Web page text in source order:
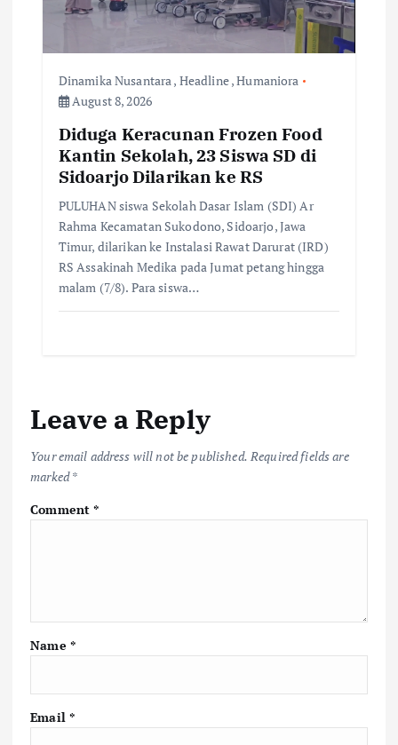
Dinamika Nusantara, Headline,Humaniora
August 8, 2026
Diduga Keracunan Frozen Food
Kantin Sekolah, 23 Siswa SD di
Sidoarjo Dilarikan ke RS
PULUHAN siswa Sekolah Dasar Islam (SDI) Ar
Rahma Kecamatan Sukodono, Sidoarjo, Jawa
Timur, dilarikan ke Instalasi Rawat Darurat (IRD)
RS Assakinah Medika pada Jumat petang hingga
malam (7/8). Para siswa…
Leave a Reply
Your email address will not be published. Required fields are
marked*
Comment*
Name *
Email *